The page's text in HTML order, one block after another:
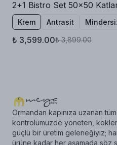
Krem Antrasit
₺ 3,599.00₺ 3,899.00
Ormandan kapınıza uzanan
kontrolümüzde yöneten,
güçlü bir üretim geleneğiyiz;
ürüne kadar her aşamada söz